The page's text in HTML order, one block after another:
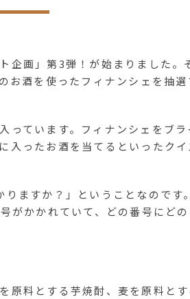
企画」第3弾！が始まりました。
酒を使ったフィナンシェを抽
っています。フィナンシェをブ
入ったお酒を当てるといったク
ますか？」ということなのです
がかかれていて、どの番号にど
料とする芋焼酎、麦を原料とす